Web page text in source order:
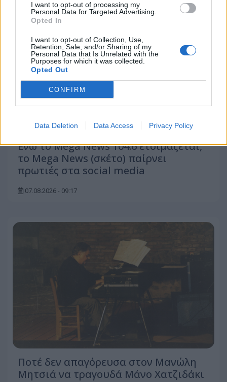
I want to opt-out of processing my
Personal Data for Targeted Advertising.
Opted In
I want to opt-out of Collection, Use,
Retention, Sale, and/or Sharing of my
Personal Data that Is Unrelated with the
Purposes for which it was collected.
Opted Out
CONFIRM
Data Deletion Data Access Privacy Policy
Ενώ το Mega News 104.6 ετοιμάζεται,
το Mega News (σκέτο) παίρνει
πρωτιές στα social media
07.08.2026 - 09:17
Ποτέ δεν απαγόρευσα στον Μανώλη
Μητσιά να τραγουδά Μάνο Χατζιδάκι